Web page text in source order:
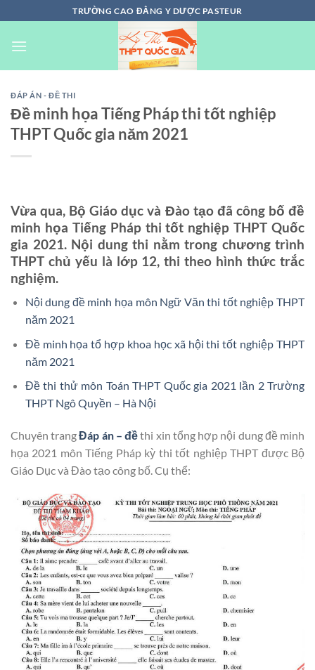
đến
nội
TRƯỜNG CAO ĐẲNG Y DƯỢC PASTEUR
ĐÁP ÁN - ĐỀ THI
Đề minh họa Tiếng Pháp thi tốt nghiệp
THPT Quốc gia năm 2021
Vừa qua, Bộ Giáo dục và Đào tạo đã công bố đề
minh họa Tiếng Pháp thi tốt nghiệp THPT Quốc
gia 2021. Nội dung thi nằm trong chương trình
THPT chủ yếu là lớp 12, thi theo hình thức trắc
nghiệm.
Nội dung đề minh họa môn Ngữ Văn thi tốt nghiệp THPT
năm 2021
Đề minh họa tổ hợp khoa học xã hội thi tốt nghiệp THPT
năm 2021
Đề thi thử môn Toán THPT Quốc gia 2021 lần 2 Trường
THPT Ngô Quyền – Hà Nội
Chuyên trangĐáp án – đềthi xin tổng hợp nội dung đề minh
họa 2021 môn Tiếng Pháp kỳ thi tốt nghiệp THPT được Bộ
Giáo Dục và Đào tạo công bố. Cụ thể: